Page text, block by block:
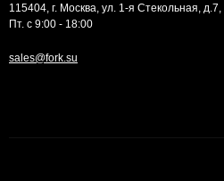
115404, г. Москва, ул. 1-я Стекольная,
Пт. с 9:00 - 18:00
sales@fork.su